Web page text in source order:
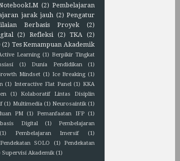
(2) Pembelajaran
jarak jauh (2) Pengatur
Berbasis Proyek
(2)
(2) Refleksi (2) TKA
(2)
(2) Tes Kemampuan Akademik
Learning (1) Berpikir Tingkat
(1) Dunia Pendidikan
(1)
Mindset (1) Ice Breaking (1)
(1) Interactive Flat Panel (1) KKA
(1)
Kolaboratif Lintas Disiplin
(1) Multimedia (1) Neurosaintik (1)
PM (1) Pemanfaatan IFP
(1)
Digital
(1)
Pembelajaran
(1) Pembelajaran Imersif
(1)
Pendekatan SOLO (1)
Pendekatan
Supervisi Akademik (1)